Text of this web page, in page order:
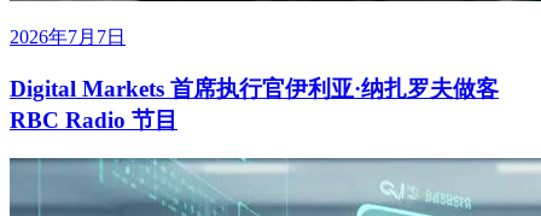
2026年7月7日
Digital Markets 首席执行官伊利亚·纳扎罗夫做客
RBC Radio 节目